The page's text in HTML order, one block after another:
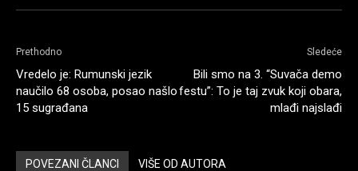
Prethodno
Vredelo je: Rumunski jezik
naučilo 68 osoba, posao našlo
15 sugrađana
Sledeće
Bili smo na 3. “Suvača demo
festu”: To je taj zvuk koji obara,
mlađi najslađi
POVEZANI ČLANCI VIŠE OD AUTORA